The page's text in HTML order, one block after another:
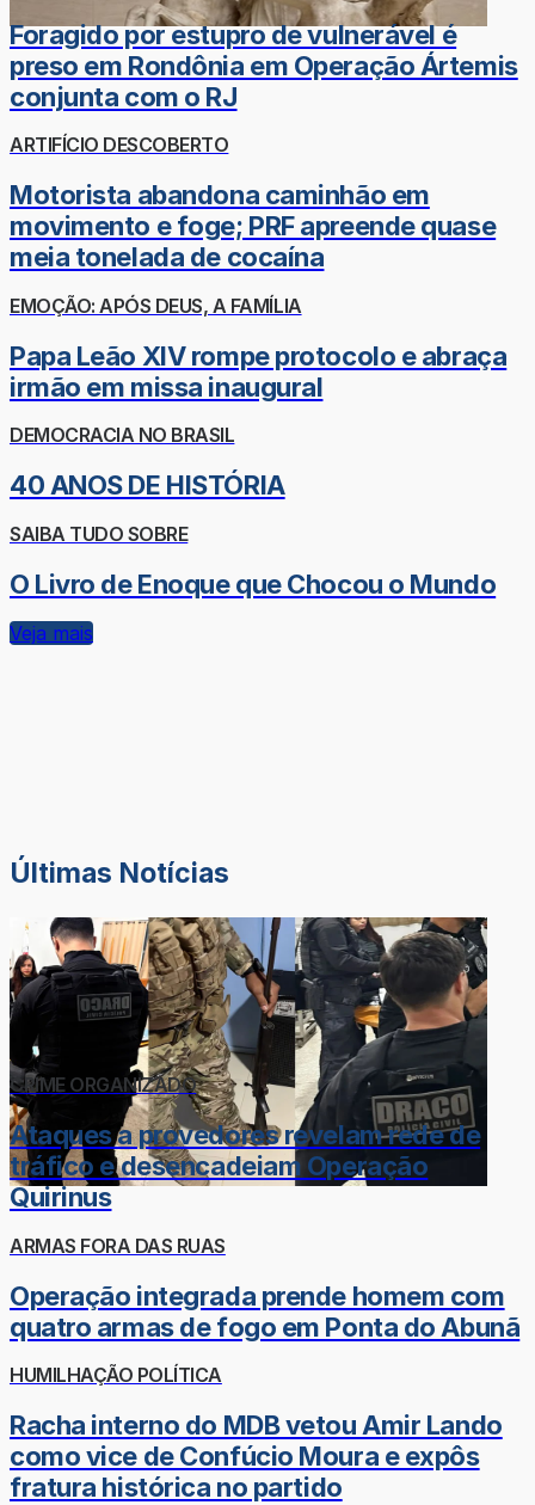
Foragido por estupro de vulnerável é
preso em Rondônia em Operação Ártemis
conjunta com o RJ
ARTIFÍCIO DESCOBERTO
Motorista abandona caminhão em
movimento e foge; PRF apreende quase
meia tonelada de cocaína
EMOÇÃO: APÓS DEUS, A FAMÍLIA
Papa Leão XIV rompe protocolo e abraça
irmão em missa inaugural
DEMOCRACIA NO BRASIL
40 ANOS DE HISTÓRIA
SAIBA TUDO SOBRE
O Livro de Enoque que Chocou o Mundo
Veja mais
Últimas Notícias
CRIME ORGANIZADO
Ataques a provedores revelam rede de
tráfico e desencadeiam Operação
Quirinus
ARMAS FORA DAS RUAS
Operação integrada prende homem com
quatro armas de fogo em Ponta do Abunã
HUMILHAÇÃO POLÍTICA
Racha interno do MDB vetou Amir Lando
como vice de Confúcio Moura e expôs
fratura histórica no partido